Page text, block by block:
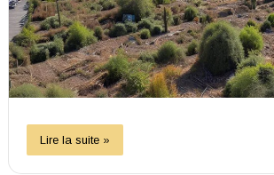
Lire la suite »